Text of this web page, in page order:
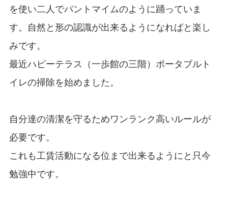
を使い二人でパントマイムのように踊っていま
す。自然と形の認識が出来るようになればと楽し
みです。
最近ハピーテラス（一歩館の三階）ポータブルト
イレの掃除を始めました。
自分達の清潔を守るためワンランク高いルールが
必要です。
これも工賃活動になる位まで出来るようにと只今
勉強中です。